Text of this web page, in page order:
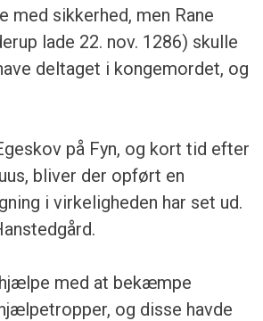
med sikkerhed, men Rane
lade 22. nov. 1286) skulle
deltaget i kongemordet, og
på Fyn, og kort tid efter
bliver der opført en
i virkeligheden har set ud.
med at bekæmpe
og disse havde